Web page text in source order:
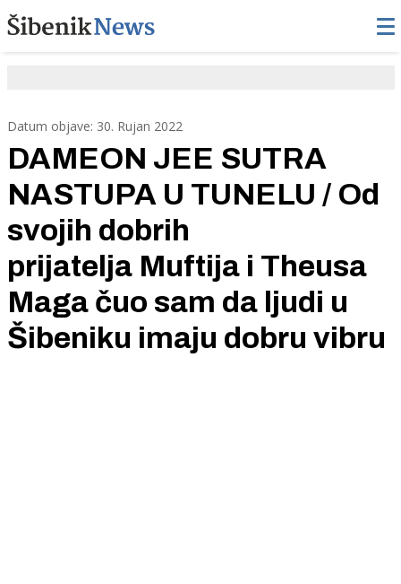
Datum objave: 30. Rujan 2022
DAMEON JEE SUTRA
NASTUPA U TUNELU / Od
svojih dobrih
prijatelja Muftija i Theusa
Maga čuo sam da ljudi u
Šibeniku imaju dobru vibru